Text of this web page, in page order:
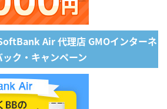
Air 代理店 GMOインターネ
ク・キャンペーン